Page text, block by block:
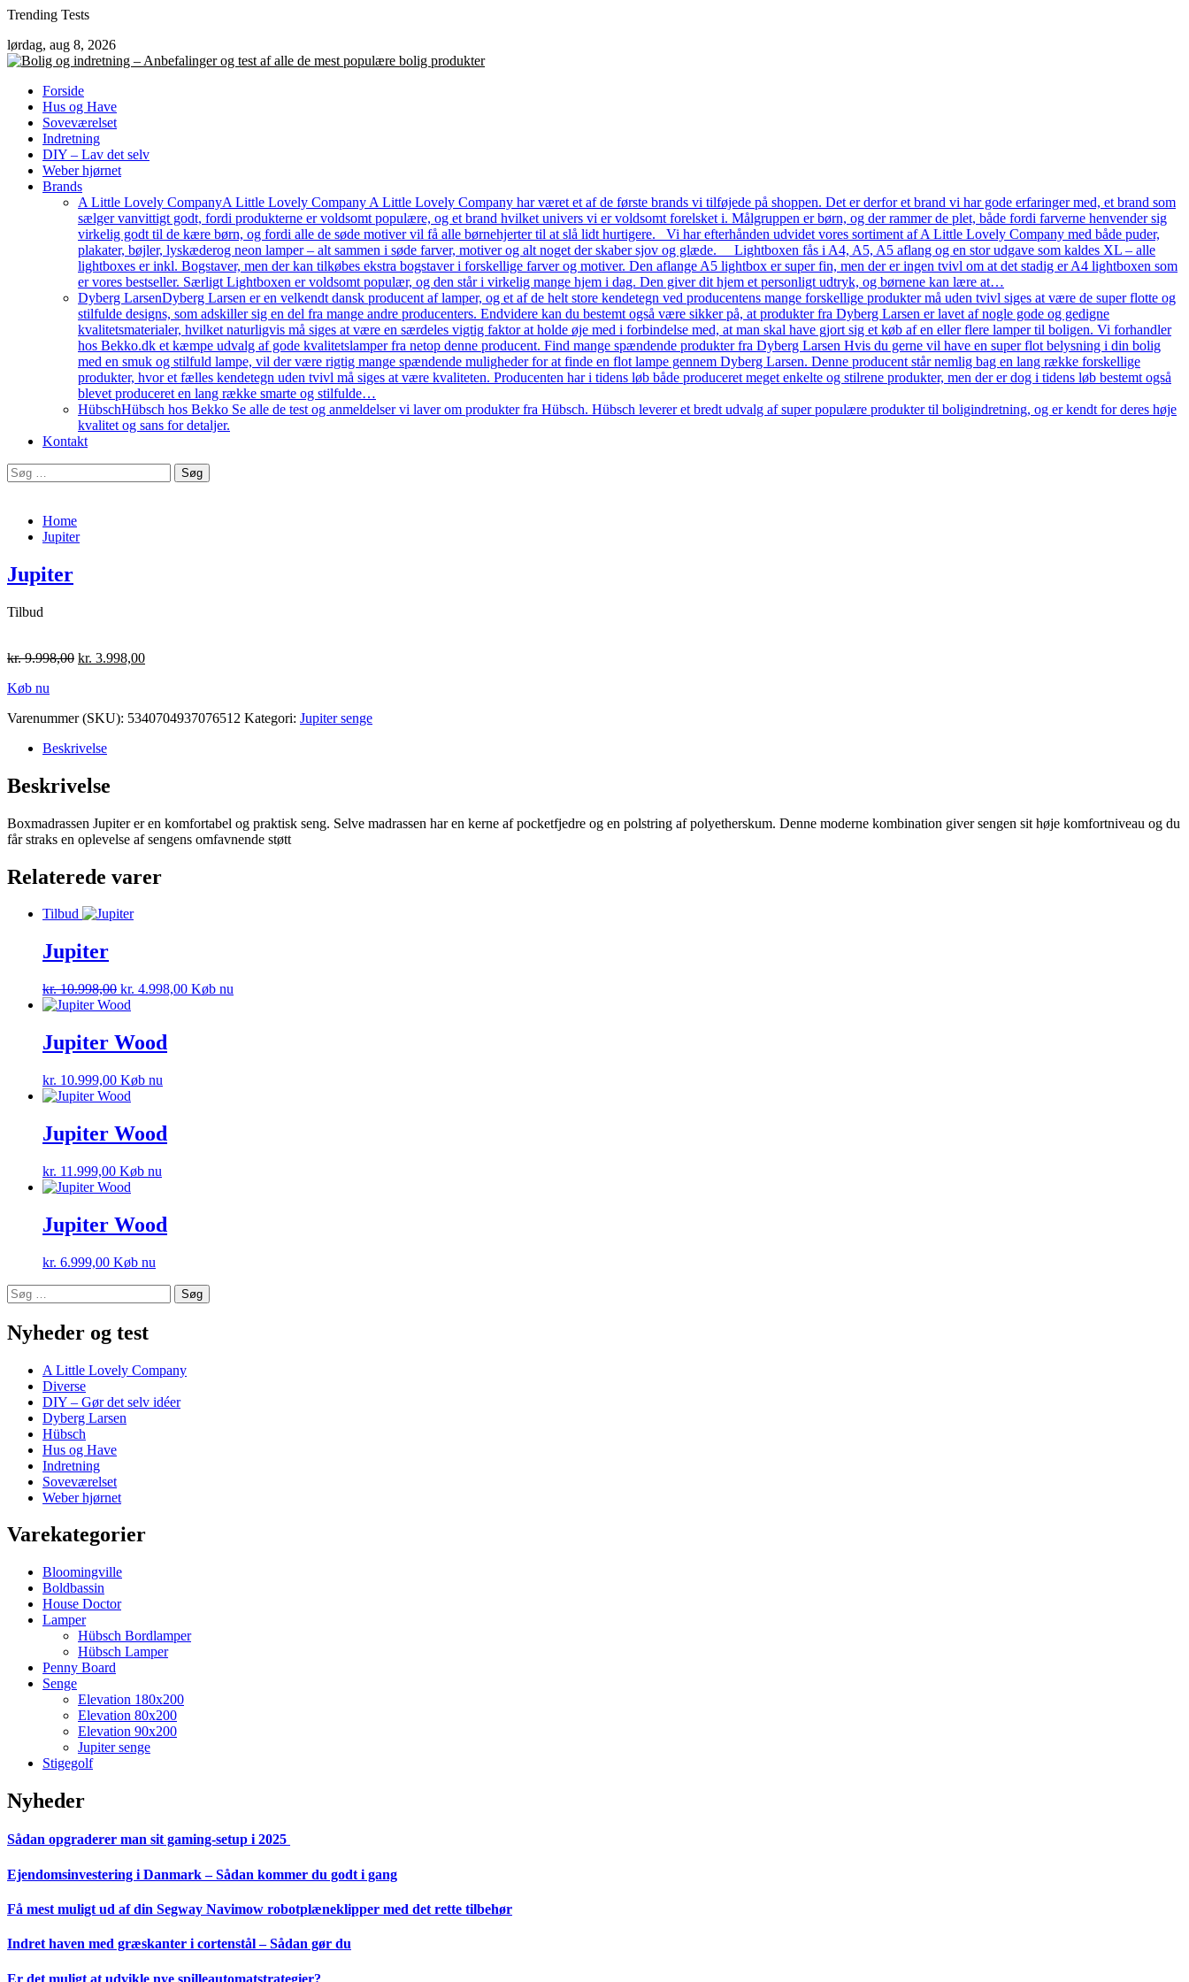
Skip
content
Trending Tests
lørdag, aug 8, 2026
Forside
Hus og Have
Soveværelset
Indretning
DIY – Lav det selv
Weber hjørnet
Brands
A Little Lovely CompanyA Little Lovely Company A Little Lovely Company har været et af de første brands vi tilføjede på shoppen. Det er derfor et brand vi har gode erfaringer med, et brand som
sælger vanvittigt godt, fordi produkterne er voldsomt populære, og et brand hvilket univers vi er voldsomt forelsket i. Målgruppen er børn, og der rammer de plet, både fordi farverne henvender sig
virkelig godt til de kære børn, og fordi alle de søde motiver vil få alle børnehjerter til at slå lidt hurtigere. Vi har efterhånden udvidet vores sortiment af A Little Lovely Company med både puder,
plakater, bøjler, lyskæderog neon lamper – alt sammen i søde farver, motiver og alt noget der skaber sjov og glæde. Lightboxen fås i A4, A5, A5 aflang og en stor udgave som kaldes XL – alle
lightboxes er inkl. Bogstaver, men der kan tilkøbes ekstra bogstaver i forskellige farver og motiver. Den aflange A5 lightbox er super fin, men der er ingen tvivl om at det stadig er A4 lightboxen som
er vores bestseller. Særligt Lightboxen er voldsomt populær, og den står i virkelig mange hjem i dag. Den giver dit hjem et personligt udtryk, og børnene kan lære at…
Dyberg LarsenDyberg Larsen er en velkendt dansk producent af lamper, og et af de helt store kendetegn ved producentens mange forskellige produkter må uden tvivl siges at være de super flotte og
stilfulde designs, som adskiller sig en del fra mange andre producenters. Endvidere kan du bestemt også være sikker på, at produkter fra Dyberg Larsen er lavet af nogle gode og gedigne
kvalitetsmaterialer, hvilket naturligvis må siges at være en særdeles vigtig faktor at holde øje med i forbindelse med, at man skal have gjort sig et køb af en eller flere lamper til boligen. Vi forhandler
hos Bekko.dk et kæmpe udvalg af gode kvalitetslamper fra netop denne producent. Find mange spændende produkter fra Dyberg Larsen Hvis du gerne vil have en super flot belysning i din bolig
med en smuk og stilfuld lampe, vil der være rigtig mange spændende muligheder for at finde en flot lampe gennem Dyberg Larsen. Denne producent står nemlig bag en lang række forskellige
produkter, hvor et fælles kendetegn uden tvivl må siges at være kvaliteten. Producenten har i tidens løb både produceret meget enkelte og stilrene produkter, men der er dog i tidens løb bestemt også
blevet produceret en lang række smarte og stilfulde…
HübschHübsch hos Bekko Se alle de test og anmeldelser vi laver om produkter fra Hübsch. Hübsch leverer et bredt udvalg af super populære produkter til boligindretning, og er kendt for deres høje
kvalitet og sans for detaljer.
Kontakt
Søg
efter:
Home
Jupiter
Jupiter
Tilbud
kr.9.998,00 kr. 3.998,00
Køb nu
Varenummer (SKU): 5340704937076512 Kategori: Jupiter senge
Beskrivelse
Beskrivelse
Boxmadrassen Jupiter er en komfortabel og praktisk seng. Selve madrassen har en kerne af pocketfjedre og en polstring af polyetherskum. Denne moderne kombination giver sengen sit høje komfortniveau og du
får straks en oplevelse af sengens omfavnende støtt
Relaterede varer
Tilbud
Jupiter
kr.10.998,00 kr. 4.998,00 Køb nu
Jupiter Wood
kr. 10.999,00 Køb nu
Jupiter Wood
kr. 11.999,00 Køb nu
Jupiter Wood
kr. 6.999,00 Køb nu
Søg
efter:
Nyheder og test
A Little Lovely Company
Diverse
DIY – Gør det selv idéer
Dyberg Larsen
Hübsch
Hus og Have
Indretning
Soveværelset
Weber hjørnet
Varekategorier
Bloomingville
Boldbassin
House Doctor
Lamper
Hübsch Bordlamper
Hübsch Lamper
Penny Board
Senge
Elevation 180x200
Elevation 80x200
Elevation 90x200
Jupiter senge
Stigegolf
Nyheder
Sådan opgraderer man sit gaming-setup i 2025
Ejendomsinvestering i Danmark – Sådan kommer du godt i gang
Få mest muligt ud af din Segway Navimow robotplæneklipper med det rette tilbehør
Indret haven med græskanter i cortenstål – Sådan gør du
Er det muligt at udvikle nye spilleautomatstrategier?